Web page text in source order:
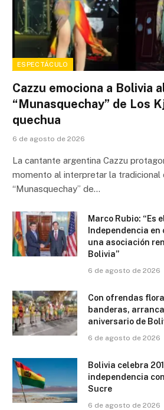
ESPECTÁCULO
Cazzu emociona a Bolivia
“Munasquechay” de Los
quechua
6 de agosto de 2026
La cantante argentina Cazzu
momento al interpretar la tradicional
“Munasquechay” de…
Marco Rubio: “Es
Independencia
una asociación
Bolivia”
6 de agosto de 2026
Con ofrendas
banderas,
aniversario de
6 de agosto de 2026
Bolivia celebra
independencia
Sucre
6 de agosto de 2026